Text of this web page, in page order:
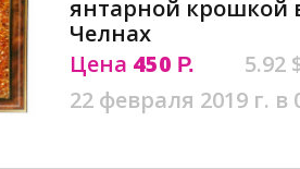
янтарной крошкой
Челнах
Цена 450 Р.
5.92
22 февраля 2019 г. в